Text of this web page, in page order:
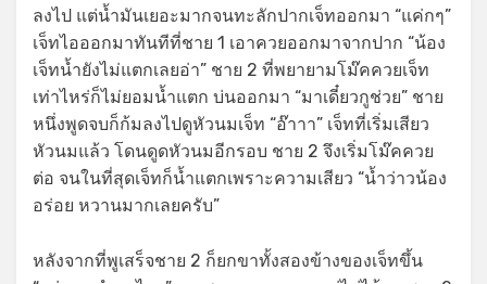
ลงไป แต่น้ำมันเยอะมากจนทะลักปากเจ็ทออกมา “แค่กๆ”
เจ็ทไอออกมาทันทีที่ชาย 1 เอาควยออกมาจากปาก “น้อง
เจ็ทน้ำยังไม่แตกเลยอ่า” ชาย 2 ที่พยายามโม๊คควยเจ็ท
เท่าไหร่ก็ไม่ยอมน้ำแตก บ่นออกมา “มาเดี๋ยวกูช่วย” ชาย
หนึ่งพูดจบก็ก้มลงไปดูหัวนมเจ็ท “อ๊าาา” เจ็ทที่เริ่มเสียว
หัวนมแล้ว โดนดูดหัวนมอีกรอบ ชาย 2 จึงเริ่มโม๊คควย
ต่อ จนในที่สุดเจ็ทก็น้ำแตกเพราะความเสียว “น้ำว่าวน้อง
อร่อย หวานมากเลยครับ”
หลังจากที่พูเสร็จชาย 2 ก็ยกขาทั้งสองข้างของเจ็ทขึ้น